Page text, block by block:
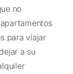
no
para viajar
a su